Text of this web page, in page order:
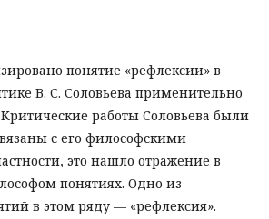
понятие «рефлексии» в
В. С. Соловьева применительно
Критические работы Соловьева были
с его философскими
это нашло отражение в
понятиях. Одно из
в этом ряду — «рефлексия».